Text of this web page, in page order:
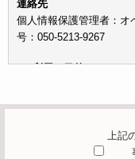
連絡先
個人情報保護管理者：オ
号：050-5213-9267
c）利用の目的
を適切に受け付け、当社
d）個人情報を第三者に
上記